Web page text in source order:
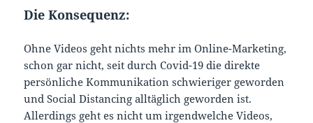
Die Konsequenz:
Ohne Videos geht nichts mehr im Online-Marketing,
schon gar nicht, seit durch Covid-19 die direkte
persönliche Kommunikation schwieriger geworden
und Social Distancing alltäglich geworden ist.
Allerdings geht es nicht um irgendwelche Videos,